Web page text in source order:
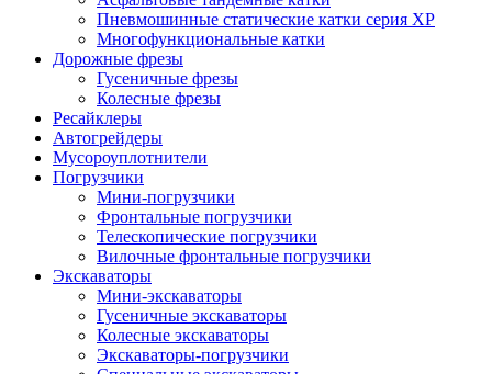
Пневмошинные статические катки серия XP
Многофункциональные катки
Дорожные фрезы
Гусеничные фрезы
Колесные фрезы
Ресайклеры
Автогрейдеры
Мусороуплотнители
Погрузчики
Мини-погрузчики
Фронтальные погрузчики
Телескопические погрузчики
Вилочные фронтальные погрузчики
Экскаваторы
Мини-экскаваторы
Гусеничные экскаваторы
Колесные экскаваторы
Экскаваторы-погрузчики